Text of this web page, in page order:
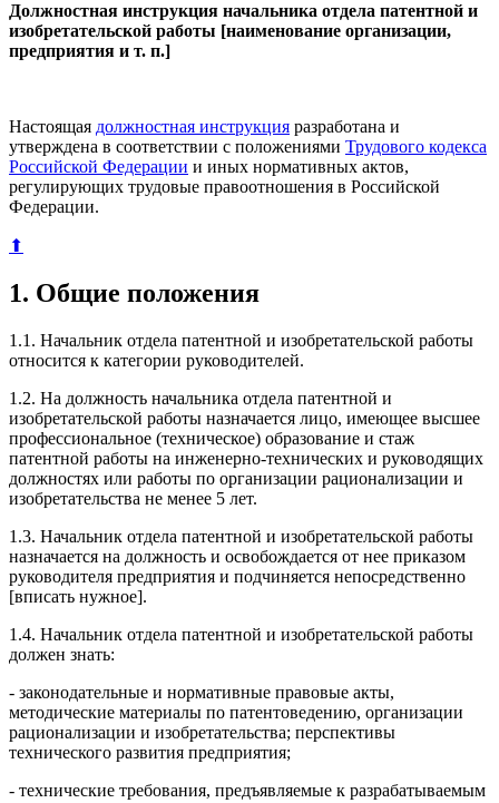
Должностная инструкция начальника отдела патентной и
изобретательской работы [наименование организации,
предприятия и т. п.]
Настоящая должностная инструкция разработана и
утверждена в соответствии с положениями Трудового кодекса
Российской Федерации и иных нормативных актов,
регулирующих трудовые правоотношения в Российской
Федерации.
⬆
1. Общие положения
1.1. Начальник отдела патентной и изобретательской работы
относится к категории руководителей.
1.2. На должность начальника отдела патентной и
изобретательской работы назначается лицо, имеющее высшее
профессиональное (техническое) образование и стаж
патентной работы на инженерно-технических и руководящих
должностях или работы по организации рационализации и
изобретательства не менее 5 лет.
1.3. Начальник отдела патентной и изобретательской работы
назначается на должность и освобождается от нее приказом
руководителя предприятия и подчиняется непосредственно
[вписать нужное].
1.4. Начальник отдела патентной и изобретательской работы
должен знать:
- законодательные и нормативные правовые акты,
методические материалы по патентоведению, организации
рационализации и изобретательства; перспективы
технического развития предприятия;
- технические требования, предъявляемые к разрабатываемым